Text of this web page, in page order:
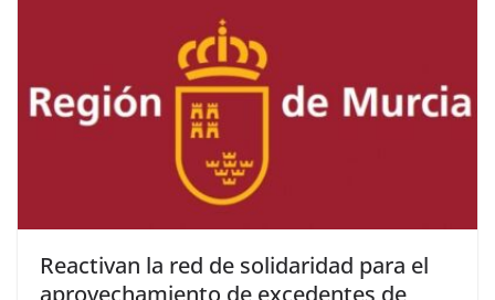
Reactivan la red de solidaridad para el